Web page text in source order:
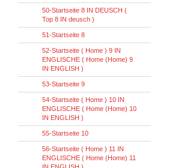
50-Startseite 8 IN DEUSCH (
Top 8 IN deusch )
51-Startseite 8
52-Startseite ( Home ) 9 IN
ENGLISCHE ( Home (Home) 9
IN ENGLISH )
53-Startseite 9
54-Startseite ( Home ) 10 IN
ENGLISCHE ( Home (Home) 10
IN ENGLISH )
55-Startseite 10
56-Startseite ( Home ) 11 IN
ENGLISCHE ( Home (Home) 11